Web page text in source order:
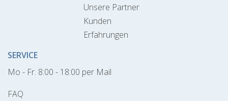
Unsere Partner
Kunden
Erfahrungen
SERVICE
Mo - Fr. 8:00 - 18:00 per Mail
FAQ